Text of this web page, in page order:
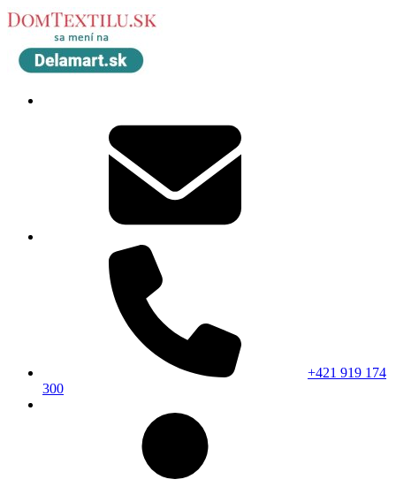
+421 919 174
300